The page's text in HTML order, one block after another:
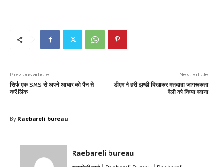
Previous article
सिर्फ एक SMS से अपने आधार को पैन से
करें लिंक
Next article
डीएम ने हरी झण्डी दिखाकर मतदाता जागरूकता
रैली को किया रवाना
By Raebareli bureau
Raebareli bureau